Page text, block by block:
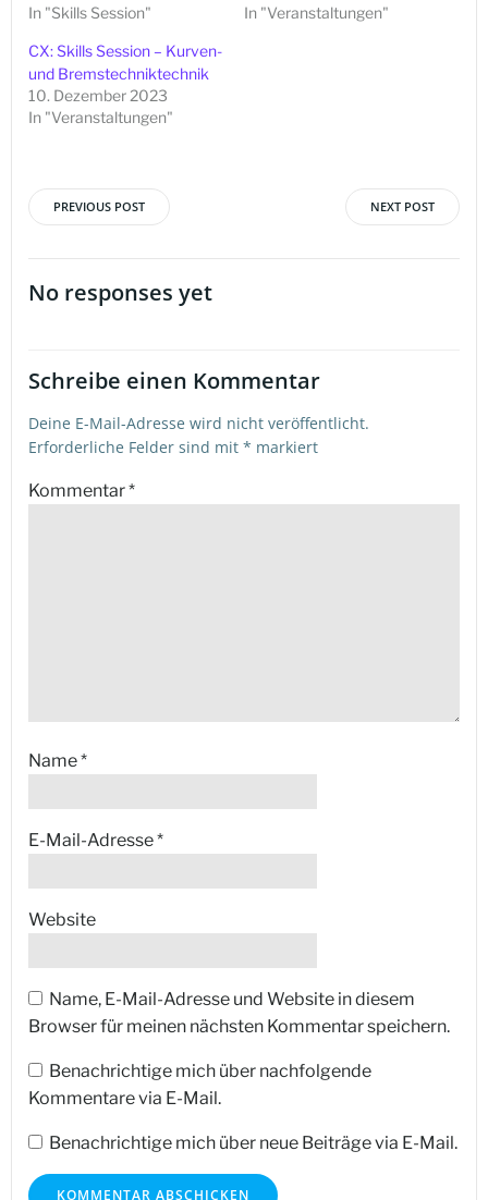
In "Skills Session"
In "Veranstaltungen"
CX: Skills Session – Kurven-
und Bremstechniktechnik
10. Dezember 2023
In "Veranstaltungen"
Beitragsnavigation
PREVIOUS POST NEXT POST
No responses yet
Schreibe einen Kommentar
Deine E-Mail-Adresse wird nicht veröffentlicht.
Erforderliche Felder sind mit * markiert
Kommentar*
Name*
E-Mail-Adresse*
Website
Name, E-Mail-Adresse und Website in diesem
Browser für meinen nächsten Kommentar speichern.
Benachrichtige mich über nachfolgende
Kommentare via E-Mail.
Benachrichtige mich über neue Beiträge via E-Mail.